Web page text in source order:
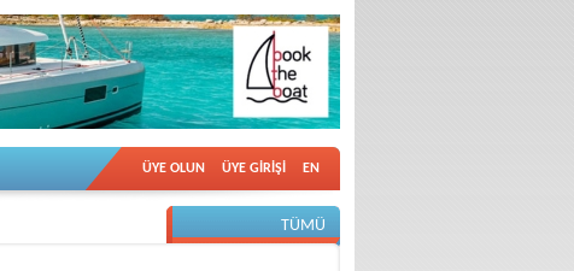
ÜYE OLUN ÜYE GİRİŞİ EN
TÜMÜ